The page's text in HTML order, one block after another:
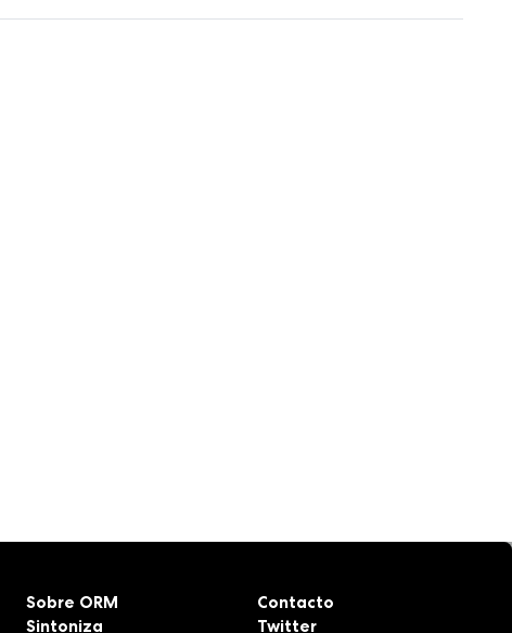
Sobre ORM
Sintoniza
Contacto
Twitter